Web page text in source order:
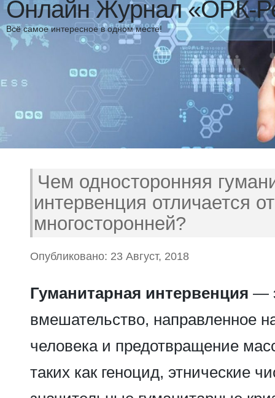
Онлайн Журнал «ОРК-
Всё самое интересное в одном месте!
Чем односторонняя
интервенция отличается от
многосторонней?
Опубликовано: 23 Август, 2018
Гуманитарная интервенция —
вмешательство, направленное
человека и предотвращение
таких как геноцид, этнические